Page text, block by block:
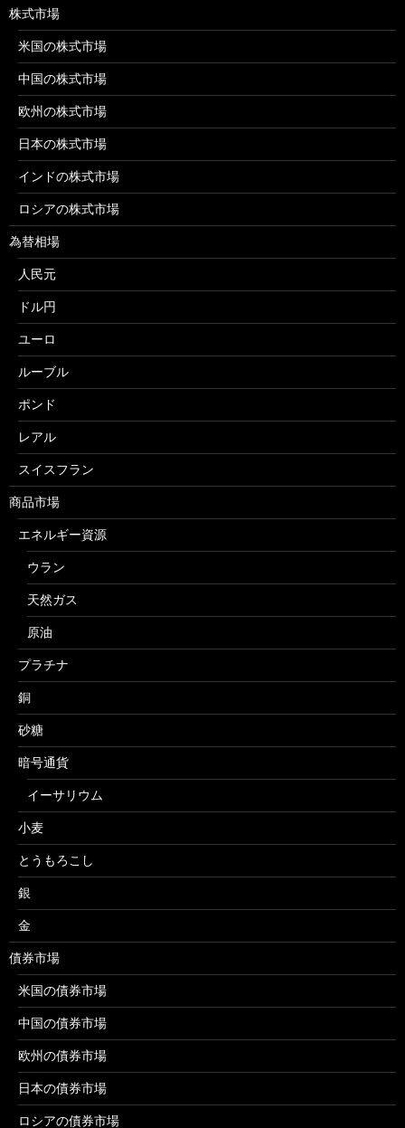
株式市場
米国の株式市場
中国の株式市場
欧州の株式市場
日本の株式市場
インドの株式市場
ロシアの株式市場
為替相場
人民元
ドル円
ユーロ
ルーブル
ポンド
レアル
スイスフラン
商品市場
エネルギー資源
ウラン
天然ガス
原油
プラチナ
銅
砂糖
暗号通貨
イーサリウム
小麦
とうもろこし
銀
金
債券市場
米国の債券市場
中国の債券市場
欧州の債券市場
日本の債券市場
ロシアの債券市場